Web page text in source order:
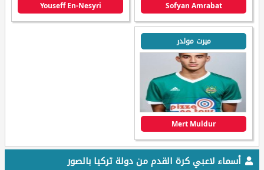
Sofyan Amrabat
Youseff En-Nesyri
ميرت مولدر
Mert Muldur
أسماء لاعبي كرة القدم من دولة تركيا بالصور